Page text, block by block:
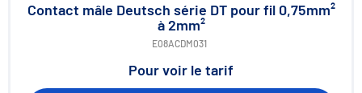
Contact mâle Deutsch série DT pour fil 0,75mm²
à 2mm²
E08ACDM031
Pour voir le tarif